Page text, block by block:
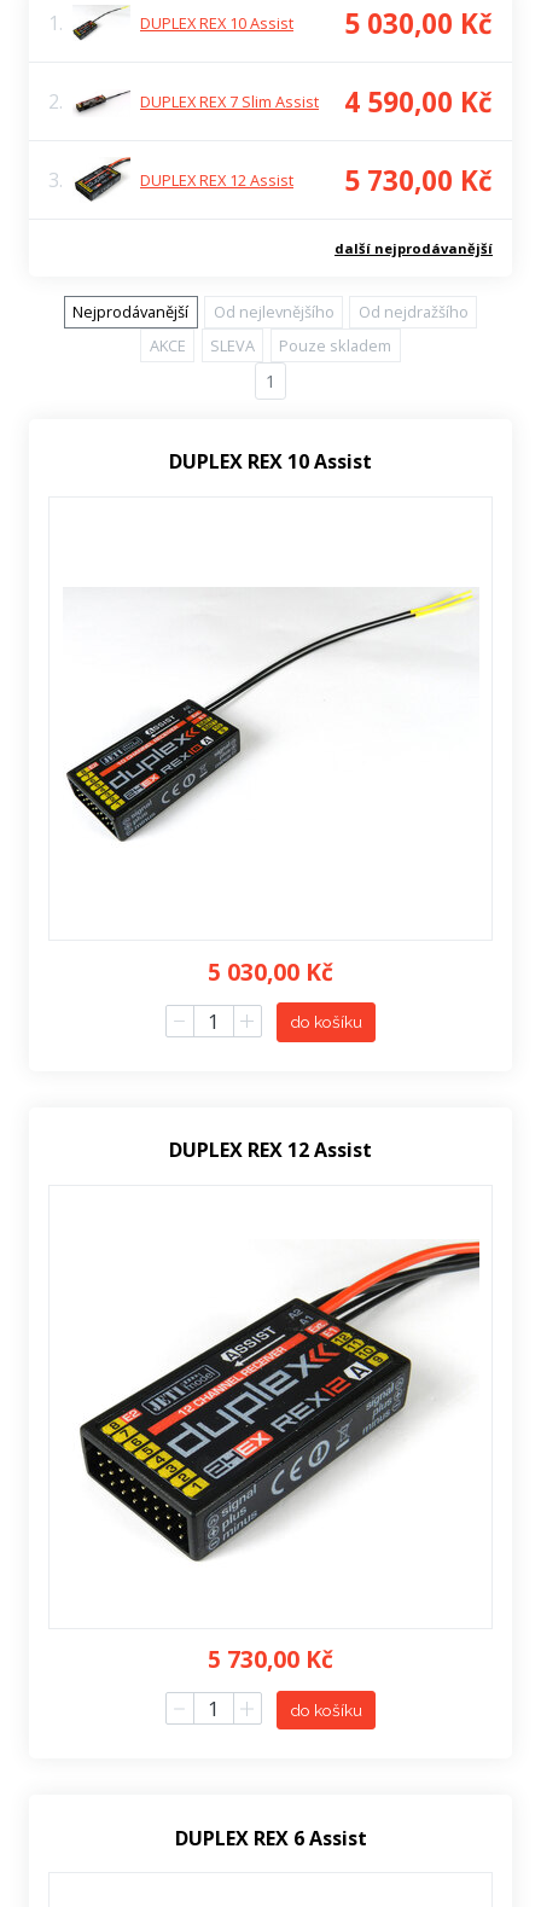
1. DUPLEX REX 10 Assist 5 030,00 Kč
2. DUPLEX REX 7 Slim Assist 4 590,00 Kč
3. DUPLEX REX 12 Assist 5 730,00 Kč
další nejprodávanější
Nejprodávanější Od nejlevnějšího
Od nejdražšího
AKCE
SLEVA Pouze skladem
1
DUPLEX REX 10 Assist
5 030,00 Kč
do košíku
DUPLEX REX 12 Assist
5 730,00 Kč
do košíku
DUPLEX REX 6 Assist